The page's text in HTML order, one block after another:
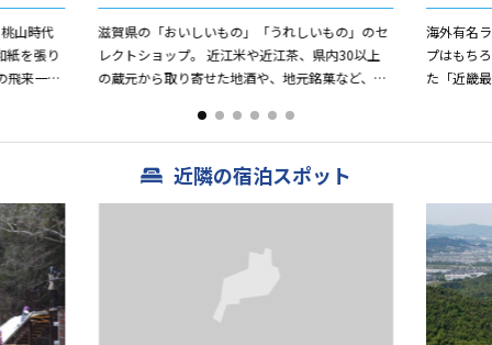
山時代
紙を張り
飛来一閑
滋賀県の「おいしいもの」「うれしいもの」のセ
レクトショップ。 近江米や近江茶、県内30以上
の蔵元から取り寄せた地酒や、地元銘菓など、滋
海外有名
プはもち
た「近畿
近隣の宿泊スポット